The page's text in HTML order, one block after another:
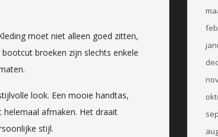
moet niet alleen goed zitten,
broeken zijn slechts enkele
look. Een mooie handtas,
afmaken. Het draait
stijl.